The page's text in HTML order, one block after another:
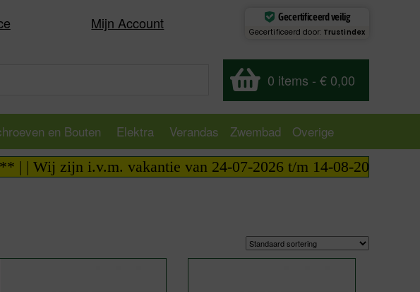
Mijn Account Gecertificeerd veilig
Gecertificeerd door: Trustindex
0 items - € 0,00
en Bouten Elektra Verandas Zwembad
Overige
vakantie van 24-07-2026 t/m 14-08-2026 telefonisch